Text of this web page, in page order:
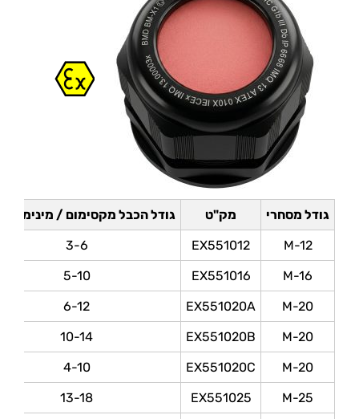
גודל מסחרי מק"ט
גודל הכבל מקסימום / מינימום
M-12
EX551012
3-6
M-16
EX551016
5-10
M-20
EX551020A
6-12
M-20
EX551020B
10-14
M-20
EX551020C
4-10
M-25
EX551025
13-18